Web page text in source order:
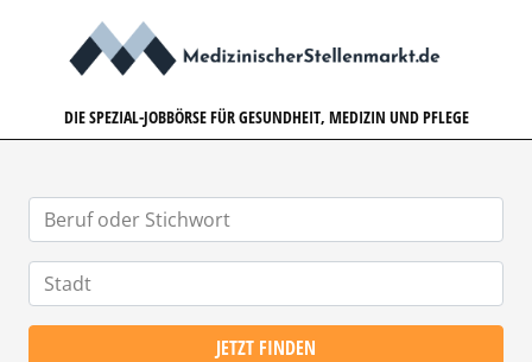
DIE SPEZIAL-JOBBÖRSE FÜR GESUNDHEIT, MEDIZIN UND PFLEGE
JETZT FINDEN